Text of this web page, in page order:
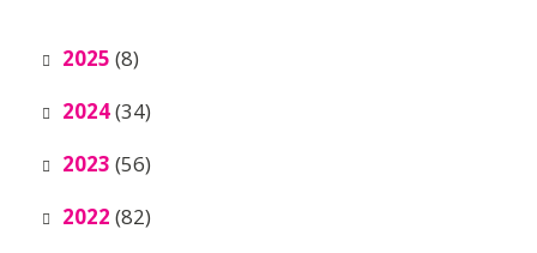
2025 (8)
2024(34)
2023 (56)
2022 (82)